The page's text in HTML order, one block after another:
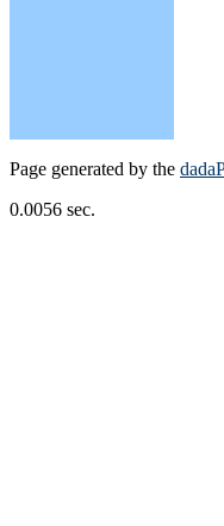
Page generated by the
0.0056 sec.